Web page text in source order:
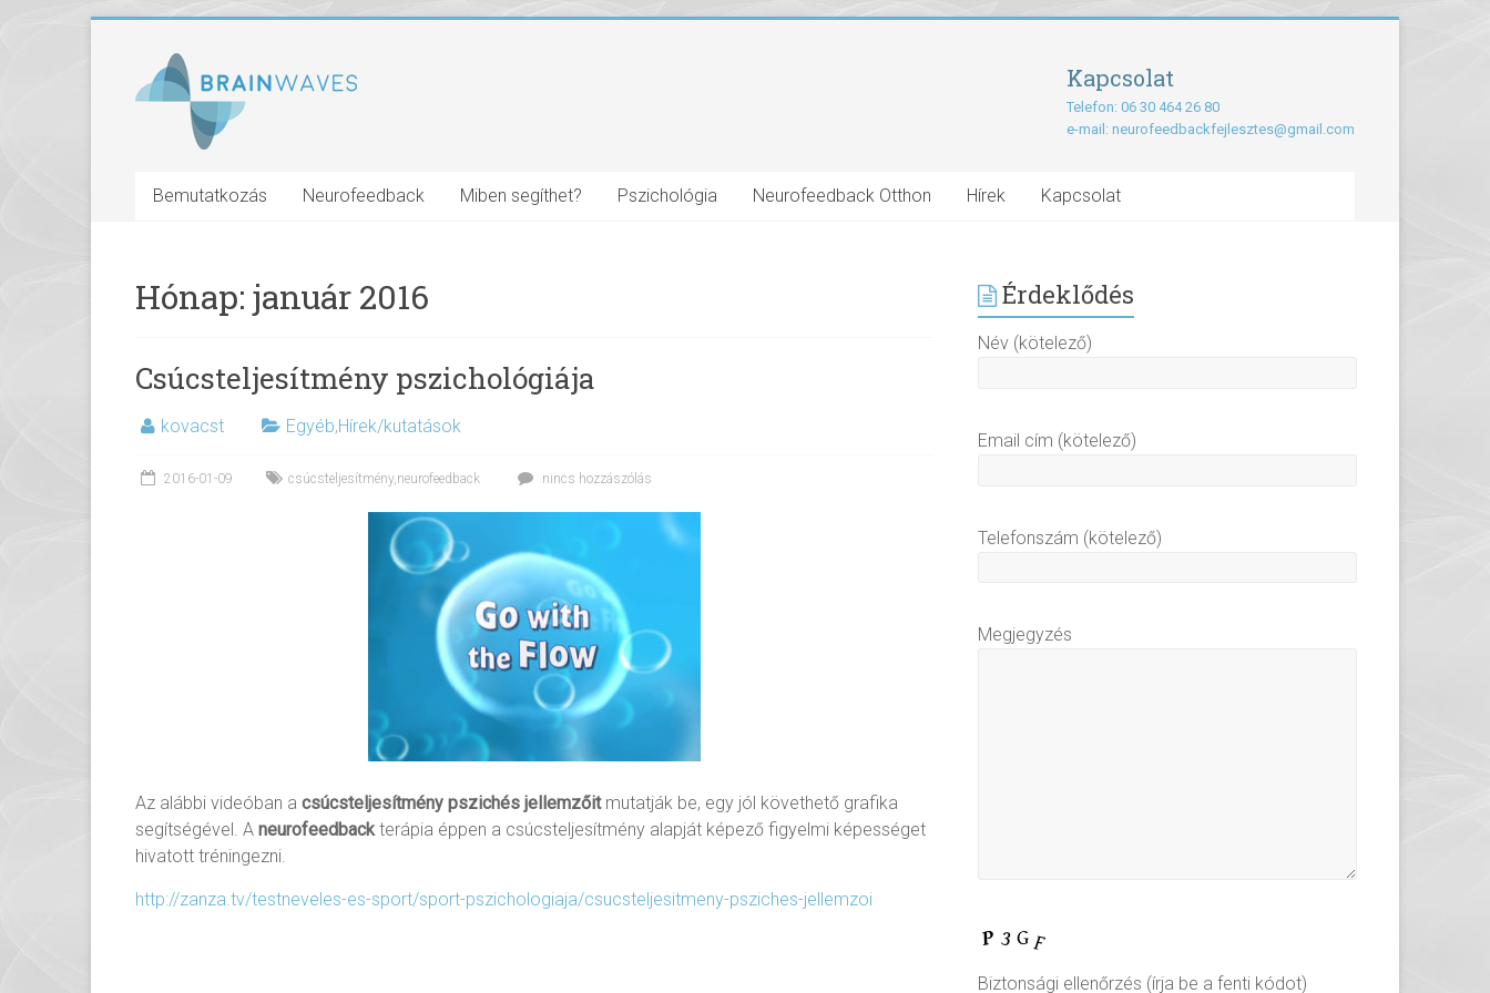
Kapcsolat
Telefon: 06 30 464 26 80
e-mail: neurofeedbackfejlesztes@gmail.com
Bemutatkozás Neurofeedback Miben segíthet? Pszichológia Neurofeedback Otthon Hírek Kapcsolat
Hónap: január 2016
Csúcsteljesítmény pszichológiája
kovacst Egyéb,Hírek/kutatások
2016-01-09 csúcsteljesítmény,neurofeedback nincs hozzászólás
Az alábbi videóban a csúcsteljesítmény pszichés jellemzőitmutatják be, egy jól követhető grafika
segítségével. A neurofeedbackterápia éppen a csúcsteljesítmény alapját képező figyelmi képességet
hivatott tréningezni.
http://zanza.tv/testneveles-es-sport/sport-pszichologiaja/csucsteljesitmeny-psziches-jellemzoi
Érdeklődés
Név (kötelező)
Email cím (kötelező)
Telefonszám (kötelező)
Megjegyzés
Biztonsági ellenőrzés (írja be a fenti kódot)